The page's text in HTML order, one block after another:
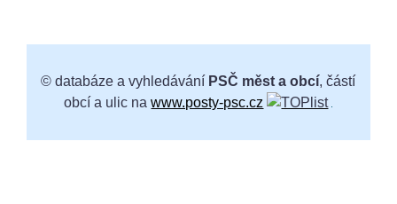
© databáze a vyhledávání PSČ měst a obcí, částí
obcí a ulic nawww.posty-psc.cz